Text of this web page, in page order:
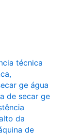
técnica
,
ge água
de secar ge
da
de